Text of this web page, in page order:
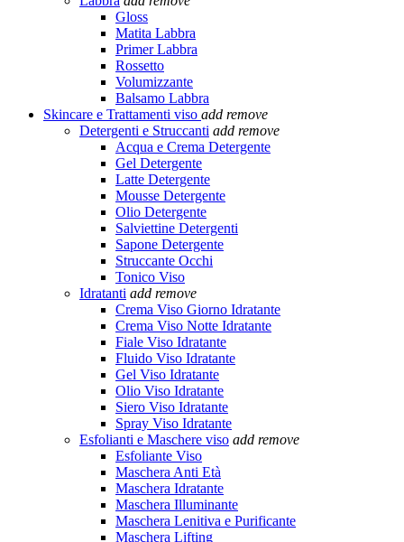
Gloss
Matita Labbra
Primer Labbra
Rossetto
Volumizzante
Balsamo Labbra
Skincare e Trattamenti viso add remove
Detergenti e Struccanti add remove
Acqua e Crema Detergente
Gel Detergente
Latte Detergente
Mousse Detergente
Olio Detergente
Salviettine Detergenti
Sapone Detergente
Struccante Occhi
Tonico Viso
Idratanti add remove
Crema Viso Giorno Idratante
Crema Viso Notte Idratante
Fiale Viso Idratante
Fluido Viso Idratante
Gel Viso Idratante
Olio Viso Idratante
Siero Viso Idratante
Spray Viso Idratante
Esfolianti e Maschere viso add remove
Esfoliante Viso
Maschera Anti Età
Maschera Idratante
Maschera Illuminante
Maschera Lenitiva e Purificante
Maschera Lifting